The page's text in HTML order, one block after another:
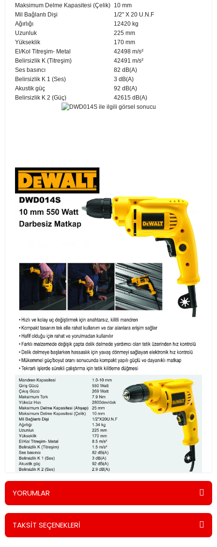
Maksimum Delme Kapasitesi (Çelik) 10 mm
Mil Bağlantı Dişi
1/2" X 20 U.N.F
Ağırlığı
12420 kg
Uzunluk
225 mm
Yükseklik
170 mm
El/Kol Titreşim- Metal
42498 m/s²
Belirsizlik K (Titreşim)
42491 m/s²
Ses basıncı
82 dB(A)
Belirsizlik K 1 (Ses)
3 dB(A)
Akustik güç
92 dB(A)
Belirsizlik K 2 (Güç)
42615 dB(A)
YORUMLAR
TAKSİT SEÇENEKLERİ